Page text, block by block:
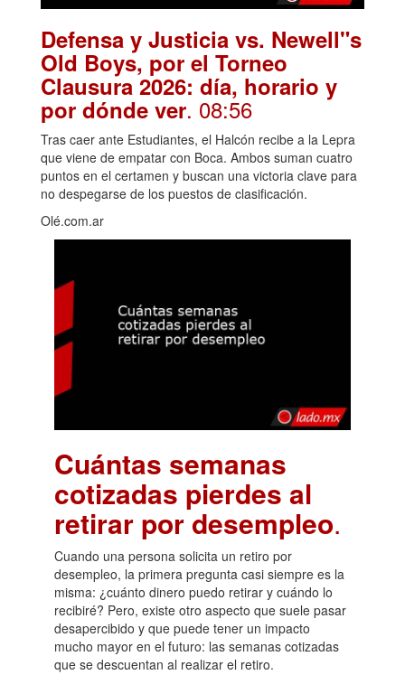
Defensa y Justicia vs. Newell"s
Old Boys, por el Torneo
Clausura 2026: día, horario y
por dónde ver. 08:56
Tras caer ante Estudiantes, el Halcón recibe a la Lepra
que viene de empatar con Boca. Ambos suman cuatro
puntos en el certamen y buscan una victoria clave para
no despegarse de los puestos de clasificación.
Olé.com.ar
Cuántas semanas
cotizadas pierdes al
retirar por desempleo.
Cuando una persona solicita un retiro por
desempleo, la primera pregunta casi siempre es la
misma: ¿cuánto dinero puedo retirar y cuándo lo
recibiré? Pero, existe otro aspecto que suele pasar
desapercibido y que puede tener un impacto
mucho mayor en el futuro: las semanas cotizadas
que se descuentan al realizar el retiro.